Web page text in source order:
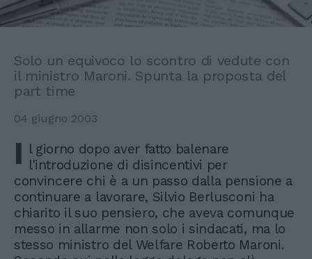
Solo un equivoco lo scontro di vedute con
il ministro Maroni. Spunta la proposta del
part time
04 giugno 2003
I l giorno dopo aver fatto balenare
l'introduzione di disincentivi per
convincere chi è a un passo dalla pensione a
continuare a lavorare, Silvio Berlusconi ha
chiarito il suo pensiero, che aveva comunque
messo in allarme non solo i sindacati, ma lo
stesso ministro del Welfare Roberto Maroni.